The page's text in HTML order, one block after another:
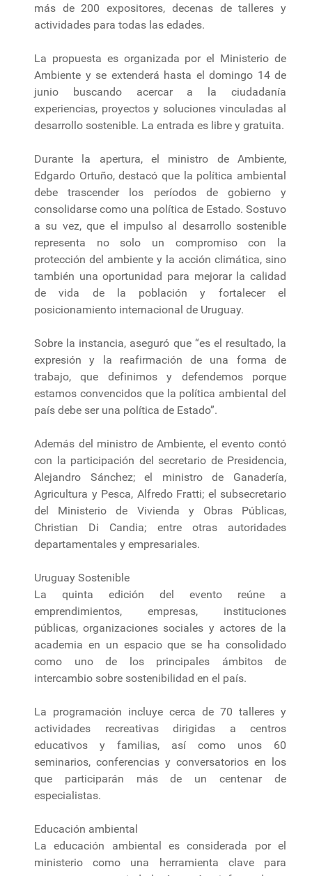
más de 200 expositores, decenas de talleres y
actividades para todas las edades.
La propuesta es organizada por el Ministerio de
Ambiente y se extenderá hasta el domingo 14 de
junio buscando acercar a la ciudadanía
experiencias, proyectos y soluciones vinculadas al
desarrollo sostenible. La entrada es libre y gratuita.
Durante la apertura, el ministro de Ambiente,
Edgardo Ortuño, destacó que la política ambiental
debe trascender los períodos de gobierno y
consolidarse como una política de Estado. Sostuvo
a su vez, que el impulso al desarrollo sostenible
representa no solo un compromiso con la
protección del ambiente y la acción climática, sino
también una oportunidad para mejorar la calidad
de vida de la población y fortalecer el
posicionamiento internacional de Uruguay.
Sobre la instancia, aseguró que “es el resultado, la
expresión y la reafirmación de una forma de
trabajo, que definimos y defendemos porque
estamos convencidos que la política ambiental del
país debe ser una política de Estado”.
Además del ministro de Ambiente, el evento contó
con la participación del secretario de Presidencia,
Alejandro Sánchez; el ministro de Ganadería,
Agricultura y Pesca, Alfredo Fratti; el subsecretario
del Ministerio de Vivienda y Obras Públicas,
Christian Di Candia; entre otras autoridades
departamentales y empresariales.
Uruguay Sostenible
La quinta edición del evento reúne a
emprendimientos, empresas, instituciones
públicas, organizaciones sociales y actores de la
academia en un espacio que se ha consolidado
como uno de los principales ámbitos de
intercambio sobre sostenibilidad en el país.
La programación incluye cerca de 70 talleres y
actividades recreativas dirigidas a centros
educativos y familias, así como unos 60
seminarios, conferencias y conversatorios en los
que participarán más de un centenar de
especialistas.
Educación ambiental
La educación ambiental es considerada por el
ministerio como una herramienta clave para